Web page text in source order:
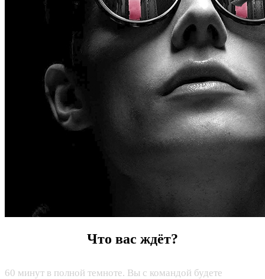
Что вас ждёт?
60 минут в полной темноте. Вы с командой будете